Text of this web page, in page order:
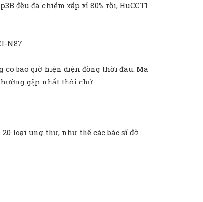
đều đã chiếm xấp xỉ 80% rồi, HuCCT1
N87
có bao giờ hiện diện đồng thời đâu. Mà
gặp nhất thôi chứ.
loại ung thư, như thế các bác sĩ đỡ